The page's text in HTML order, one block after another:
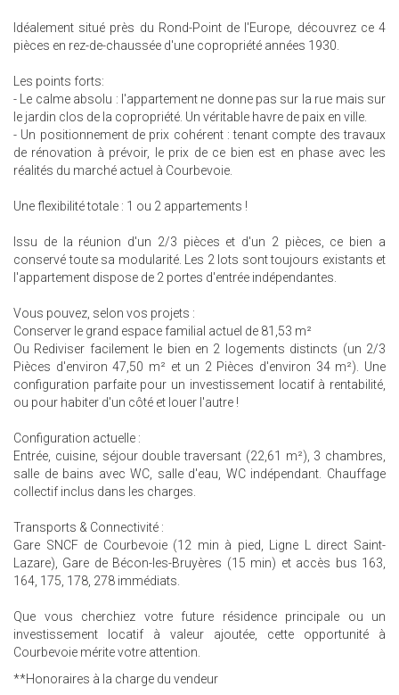
Idéalement situé près du Rond-Point de l'Europe, découvrez ce 4
pièces en rez-de-chaussée d'une copropriété années 1930.
Les points forts:
- Le calme absolu : l'appartement ne donne pas sur la rue mais sur
le jardin clos de la copropriété. Un véritable havre de paix en ville.
- Un positionnement de prix cohérent : tenant compte des travaux
de rénovation à prévoir, le prix de ce bien est en phase avec les
réalités du marché actuel à Courbevoie.
Une flexibilité totale : 1 ou 2 appartements !
Issu de la réunion d'un 2/3 pièces et d'un 2 pièces, ce bien a
conservé toute sa modularité. Les 2 lots sont toujours existants et
l'appartement dispose de 2 portes d'entrée indépendantes.
Vous pouvez, selon vos projets :
Conserver le grand espace familial actuel de 81,53 m²
Ou Rediviser facilement le bien en 2 logements distincts (un 2/3
Pièces d'environ 47,50 m² et un 2 Pièces d'environ 34 m²). Une
configuration parfaite pour un investissement locatif à rentabilité,
ou pour habiter d'un côté et louer l'autre !
Configuration actuelle :
Entrée, cuisine, séjour double traversant (22,61 m²), 3 chambres,
salle de bains avec WC, salle d'eau, WC indépendant. Chauffage
collectif inclus dans les charges.
Transports & Connectivité :
Gare SNCF de Courbevoie (12 min à pied, Ligne L direct Saint-
Lazare), Gare de Bécon-les-Bruyères (15 min) et accès bus 163,
164, 175, 178, 278 immédiats.
Que vous cherchiez votre future résidence principale ou un
investissement locatif à valeur ajoutée, cette opportunité à
Courbevoie mérite votre attention.
**Honoraires à la charge du vendeur